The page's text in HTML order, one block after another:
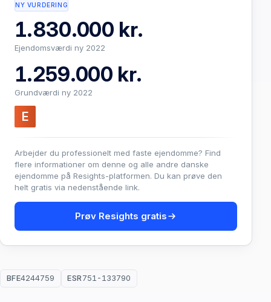
BFE4244759 ESR751-133790
NY VURDERING
1.830.000 kr.
Ejendomsværdi ny 2022
1.259.000 kr.
Grundværdi ny 2022
E
Arbejder du professionelt med faste ejendomme? Find
flere informationer om denne og alle andre danske
ejendomme på Resights-platformen. Du kan prøve den
helt gratis via nedenstående link.
Prøv Resights gratis